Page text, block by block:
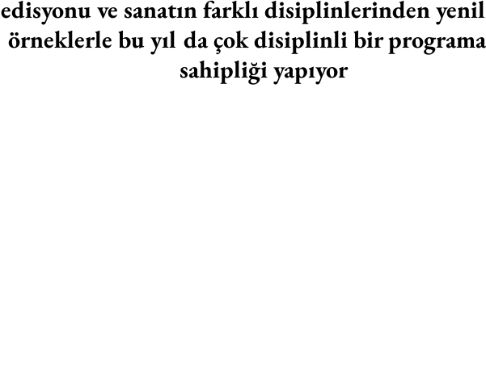
edisyonu ve sanatın farklı disiplinlerinden
örneklerle bu yıl da çok disiplinli bir
sahipliği yapıyor